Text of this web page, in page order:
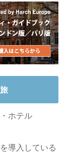
ホテル
導入している